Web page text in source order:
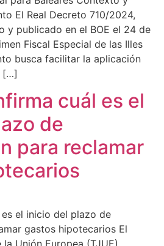
El Real Decreto 710/2024,
y publicado en el BOE el 24 de
Fiscal Especial de las Illes
busca facilitar la aplicación
[…]
cuál es el
de
para reclamar
el inicio del plazo de
gastos hipotecarios El
Unión Europea (TJUE)